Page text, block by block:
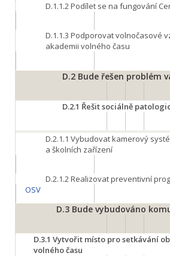
D.1.1.2Podílet se na fungování
D.1.1.3 Podporovat volnočasové
akademii volného času
D.2 Bude řešen problém
D.2.1 Řešit sociálně
D.2.1.1 Vybudovat kamerový
a školních zařízení
D.2.1.2Realizovat preventivní
OSV
D.3Bude vybudováno
D.3.1 Vytvořit místo pro setkávání
volného času